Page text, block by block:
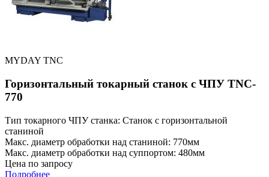
MYDAY TNC
Горизонтальный токарный станок с ЧПУ TNC-
770
Тип токарного ЧПУ станка: Станок с горизонтальной
станиной
Макс. диаметр обработки над станиной: 770мм
Макс. диаметр обработки над суппортом: 480мм
Цена по запросу
Подробнее